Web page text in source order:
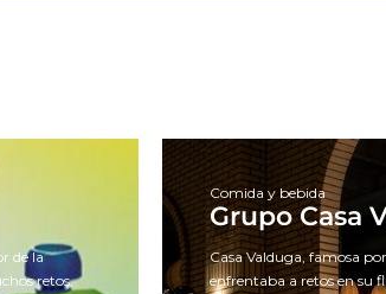
de la
retos,
Comida y bebida
Grupo Casa
Casa Valduga, famosa
enfrentaba a retos en su